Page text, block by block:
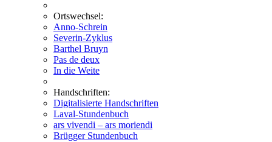
Ortswechsel:
Anno-Schrein
Severin-Zyklus
Barthel Bruyn
Pas de deux
In die Weite
Handschriften:
Digitalisierte Handschriften
Laval-Stundenbuch
ars vivendi – ars moriendi
Brügger Stundenbuch